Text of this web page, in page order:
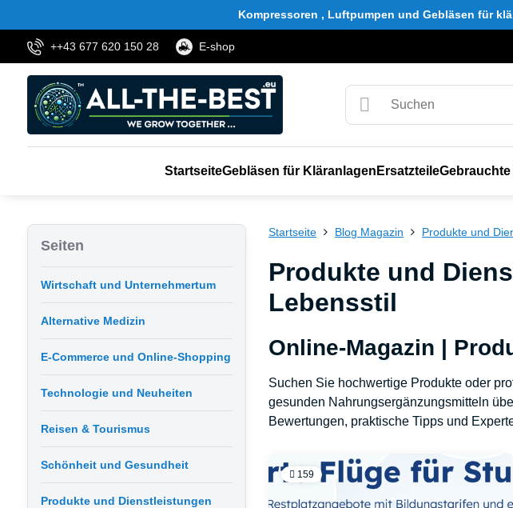
Kompressoren , Luftpumpen und Gebläsen für
++43 677 620 150 28 E-shop
StartseiteGebläsen für Kläranlagen Ersatzteile
Startseite Blog Magazin Produkte und
Produkte und
Lebensstil
Online-Magazin |
Suchen Sie hochwertige Produkte oder
gesunden Nahrungsergänzungsmitteln
Bewertungen, praktische Tipps und
159
Seiten
Wirtschaft und Unternehmertum
Alternative Medizin
E-Commerce und Online-Shopping
Technologie und Neuheiten
Reisen & Tourismus
Schönheit und Gesundheit
Produkte und Dienstleistungen